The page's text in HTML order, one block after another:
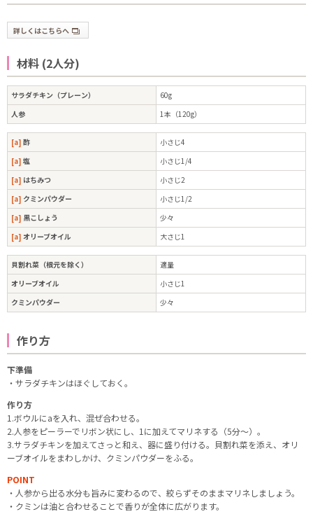
詳しくはこちらへ
材料 (2人分)
サラダチキン（プレーン）
60g
人参
1本（120g）
[a] 酢
小さじ4
[a] 塩
小さじ1/4
[a] はちみつ
小さじ2
[a] クミンパウダー
小さじ1/2
[a] 黒こしょう
少々
[a] オリーブオイル 大さじ1
貝割れ菜（根元を除く）
適量
オリーブオイル
小さじ1
クミンパウダー
少々
作り方
下準備
・サラダチキンはほぐしておく。
作り方
1.ボウルにaを入れ、混ぜ合わせる。
2.人参をピーラーでリボン状にし、1に加えてマリネする（5分〜）。
3.サラダチキンを加えてさっと和え、器に盛り付ける。貝割れ菜を添え、オリ
ーブオイルをまわしかけ、クミンパウダーをふる。
POINT
・人参から出る水分も旨みに変わるので、絞らずそのままマリネしましょう。
・クミンは油と合わせることで香りが全体に広がります。